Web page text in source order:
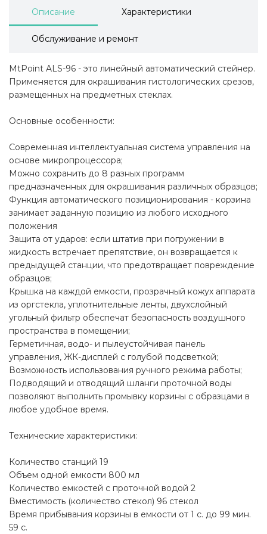
Описание Характеристики
Обслуживание и ремонт
MtPoint ALS-96 - это линейный автоматический стейнер.
Применяется для окрашивания гистологических срезов,
размещенных на предметных стеклах.
Основные особенности:
Современная интеллектуальная система управления на
основе микропроцессора;
Можно сохранить до 8 разных программ
предназначенных для окрашивания различных образцов;
Функция автоматического позиционирования - корзина
занимает заданную позицию из любого исходного
положения
Защита от ударов: если штатив при погружении в
жидкость встречает препятствие, он возвращается к
предыдущей станции, что предотвращает повреждение
образцов;
Крышка на каждой емкости, прозрачный кожух аппарата
из оргстекла, уплотнительные ленты, двухслойный
угольный фильтр обеспечат безопасность воздушного
пространства в помещении;
Герметичная, водо- и пылеустойчивая панель
управления, ЖК-дисплей с голубой подсветкой;
Возможность использования ручного режима работы;
Подводящий и отводящий шланги проточной воды
позволяют выполнить промывку корзины с образцами в
любое удобное время.
Технические характеристики:
Количество станций 19
Объем одной емкости 800 мл
Количество емкостей с проточной водой 2
Вместимость (количество стекол) 96 стекол
Время прибывания корзины в емкости от 1 с. до 99 мин.
59 с.